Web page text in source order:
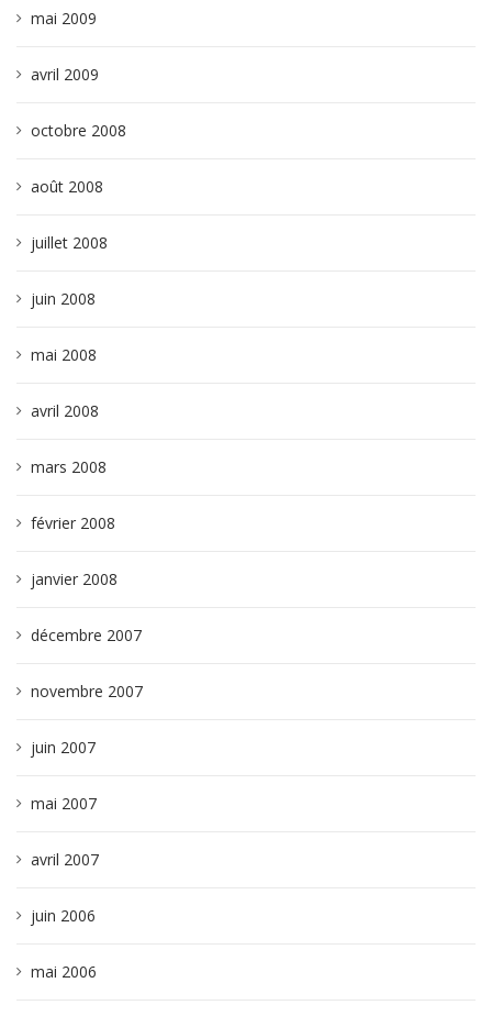
mai 2009
avril 2009
octobre 2008
août 2008
juillet 2008
juin 2008
mai 2008
avril 2008
mars 2008
février 2008
janvier 2008
décembre 2007
novembre 2007
juin 2007
mai 2007
avril 2007
juin 2006
mai 2006